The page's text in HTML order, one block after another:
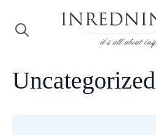
Uncategorized